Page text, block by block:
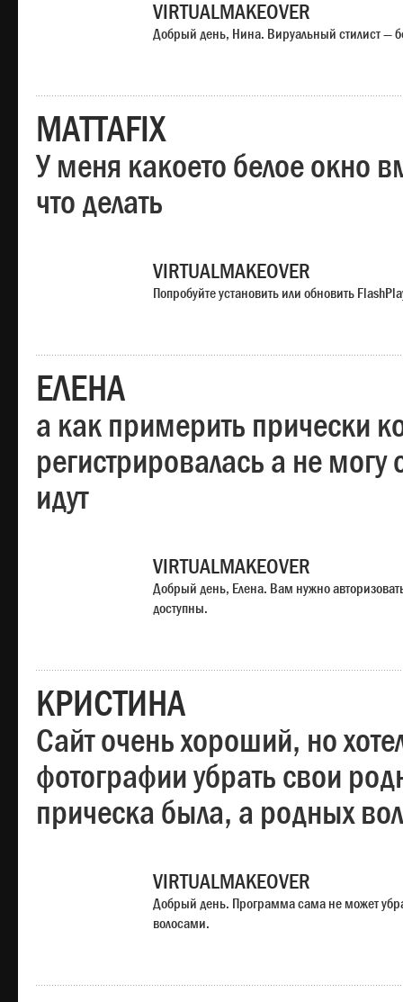
VIRTUALMAKEOVER
Добрый день, Нина. Вируальный стилист —
MATTAFIX
У меня какоето белое окно
что делать
VIRTUALMAKEOVER
Попробуйте установить или обновить
ЕЛЕНА
а как примерить прически
регистрировалась а не
идут
VIRTUALMAKEOVER
Добрый день, Елена. Вам нужно
доступны.
КРИСТИНА
Сайт очень хороший, но
фотографии убрать свои
прическа была, а родных
VIRTUALMAKEOVER
Добрый день. Программа сама не может
волосами.